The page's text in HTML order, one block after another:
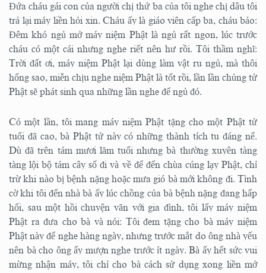
Đứa cháu gái con của người chị thứ ba của tôi nghe chị dâu tôi
trả lại máy liền hỏi xin. Cháu ấy là giáo viên cấp ba, cháu bảo:
Đêm khó ngủ mở máy niệm Phật là ngủ rất ngon, lúc trước
cháu có một cái nhưng nghe riết nên hư rồi. Tôi thầm nghĩ:
Trời đất ơi, máy niệm Phật lại dùng làm vật ru ngủ, mà thôi
hổng sao, miễn chịu nghe niệm Phật là tốt rồi, lần lần chủng tử
Phật sẽ phát sinh qua những lần nghe để ngủ đó.
Có một lần, tôi mang máy niệm Phật tặng cho một Phật tử
tuổi đã cao, bà Phật tử này có những thành tích tu đáng nể.
Dù đã trên tám mươi lăm tuổi nhưng bà thường xuyên tàng
tàng lội bộ tám cây số đi và về để đến chùa cúng lạy Phật, chỉ
trừ khi nào bị bệnh nặng hoặc mưa gió bà mới không đi. Tình
cờ khi tôi đến nhà bà ấy lúc chồng của bà bệnh nặng đang hấp
hối, sau một hồi chuyện vãn với gia đình, tôi lấy máy niệm
Phật ra đưa cho bà và nói: Tôi đem tặng cho bà máy niệm
Phật này để nghe hàng ngày, nhưng trước mắt do ông nhà yếu
nên bà cho ông ấy mượn nghe trước ít ngày. Bà ấy hết sức vui
mừng nhận máy, tôi chỉ cho bà cách sử dụng xong liền mở